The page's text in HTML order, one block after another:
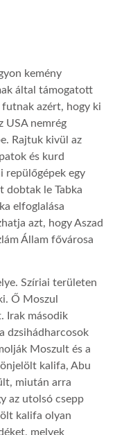
kemény
által támogatott
futnak azért, hogy ki
USA nemrég
Rajtuk kivül az
és kurd
repülőgépek egy
dobtak le Tabka
elfoglalása
azt, hogy Aszad
Állam fővárosa
Szíriai területen
Ő Moszul
Irak második
dzsihádharcosok
Moszult és a
kalifa, Abu
miután arra
az utolsó csepp
kalifa olyan
melyek